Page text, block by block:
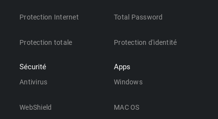
Protection Internet
Protection totale
Sécurité
Antivirus
WebShield
Total Password
Protection d'identité
Apps
Windows
MAC OS